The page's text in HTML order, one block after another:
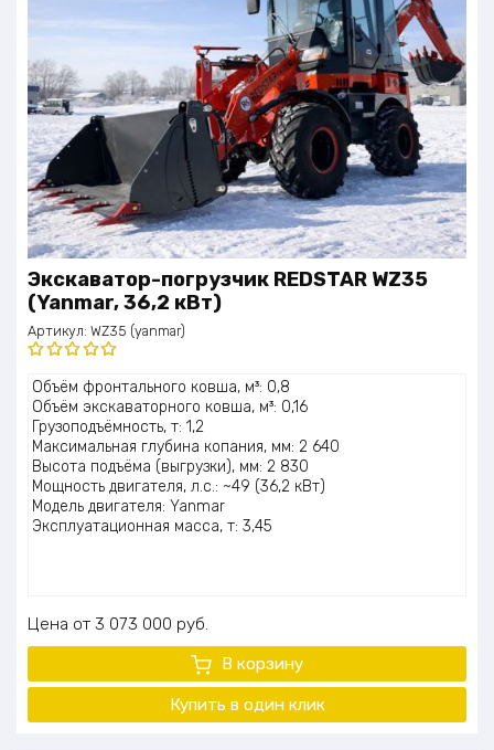
Экскаватор-погрузчик REDSTAR WZ35
(Yanmar, 36,2 кВт)
Артикул: WZ35 (yanmar)
Оценка
5.00из 5
Объём фронтального ковша, м³: 0,8
Объём экскаваторного ковша, м³: 0,16
Грузоподъёмность, т: 1,2
Максимальная глубина копания, мм: 2 640
Высота подъёма (выгрузки), мм: 2 830
Мощность двигателя, л.с.: ~49 (36,2 кВт)
Модель двигателя: Yanmar
Эксплуатационная масса, т: 3,45
Цена 3 073 000 руб.
В корзину
Купить в один клик